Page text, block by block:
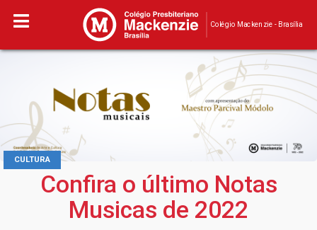
Colégio Mackenzie - Brasília
CULTURA
Confira o último Notas
Musicas de 2022